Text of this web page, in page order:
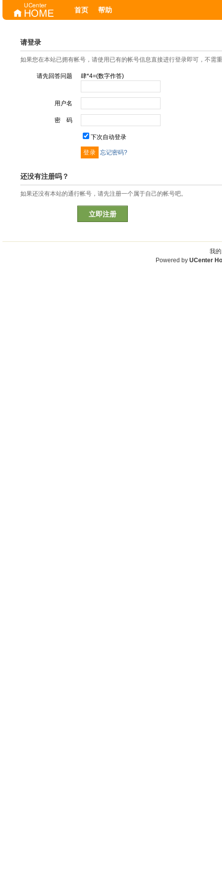
首页 帮助
请登录
如果您在本站已拥有帐号，请使用已有的帐号信息直接进行登录即可，不需
请先回答问题 肆*4=(数字作答)
用户名
密 码
下次自动登录
忘记密码?
还没有注册吗？
如果还没有本站的通行帐号，请先注册一个属于自己的帐号吧。
立即注册
我
Powered by UCenter